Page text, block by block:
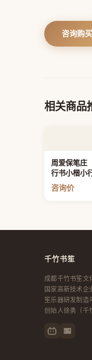
咨询购买
相关商品
周爱保笔庄
行书小楷小
咨询价
千竹书笙
成都千竹书笙文
国家高新技术企
笙乐器研发制造
创始人徐勇 （